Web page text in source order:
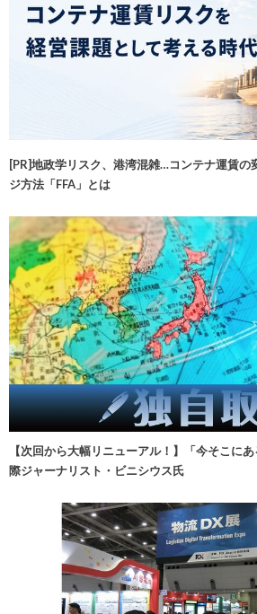
[PR]地政学リスク、港湾混雑…コンテナ運賃の
ジ方法「FFA」とは
【次回から大幅リニューアル！】「今そこに
際ジャーナリスト・ビニシウス氏